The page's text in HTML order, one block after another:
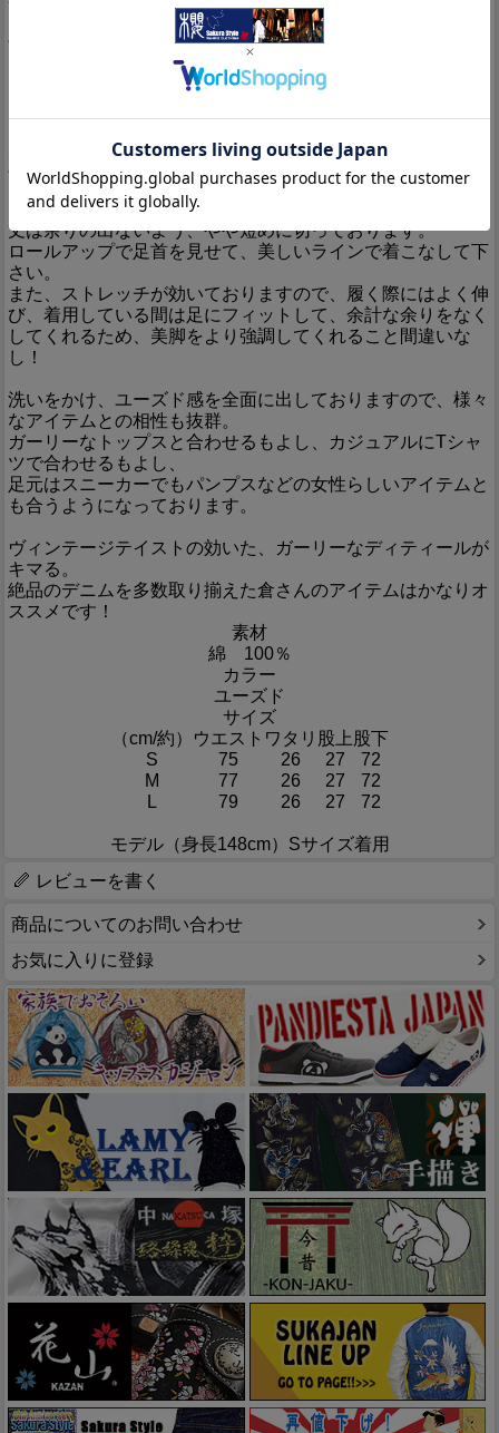
ベルトループの一部、ステッチにはレッドを用い、女性らし
いキュートなアクセントとなっています。
フロントは倉のオリジナルボタンを用い、履きやすいジッパ
リベットは桜の花の形になっており、細かい場所にも拘りが
バックにはブランドロゴ入りのオリジナルパッチが叩き付け
られております。
丈は余りの出ないよう、やや短めに切っております。
ロールアップで足首を見せて、美しいラインで着こなして下
さい。
また、ストレッチが効いておりますので、履く際にはよく伸
び、着用している間は足にフィットして、余計な余りをなく
してくれるため、美脚をより強調してくれること間違いな
し！
洗いをかけ、ユーズド感を全面に出しておりますので、様々
なアイテムとの相性も抜群。
ガーリーなトップスと合わせるもよし、カジュアルにTシャ
ツで合わせるもよし、
足元はスニーカーでもパンプスなどの女性らしいアイテムと
も合うようになっております。
ヴィンテージテイストの効いた、ガーリーなディティールが
キマる。
絶品のデニムを多数取り揃えた倉さんのアイテムはかなりオ
ススメです！
素材
綿 100％
カラー
ユーズド
サイズ
（cm/約）
ウエスト ワタリ 股上 股下
S
75 26 27
72
M
77 26 27
72
L
79 26 27 72
モデル（身長148cm）Sサイズ着用
レビューを書く
商品についてのお問い合わせ
お気に入りに登録